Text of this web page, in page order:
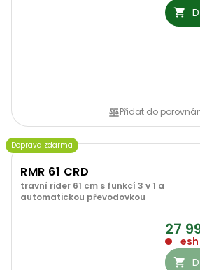
Přidat do
Doprava zdarma
RMR 61 CRD
travní rider 61 cm s funkcí 3 v 1 a
automatickou převodovkou
27